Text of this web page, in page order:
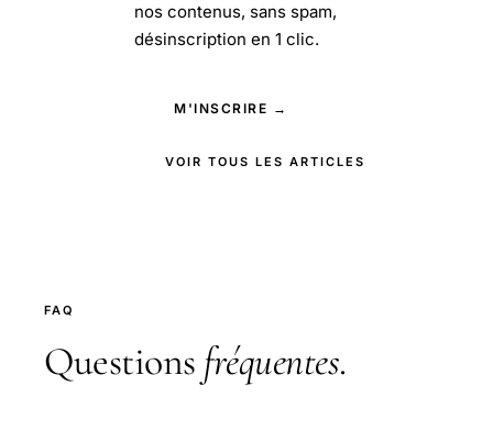
nos contenus, sans spam,
désinscription en 1 clic.
M'INSCRIRE →
VOIR TOUS LES ARTICLES
FAQ
Questions fréquentes.